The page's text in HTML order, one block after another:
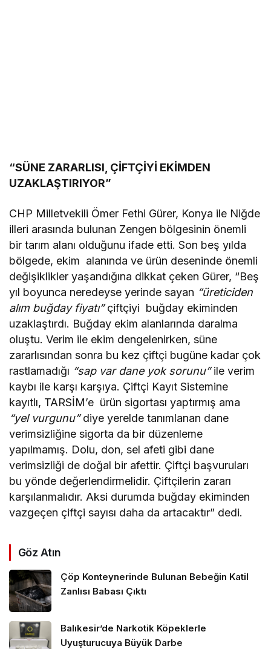
“SÜNE ZARARLISI, ÇİFTÇİYİ EKİMDEN
UZAKLAŞTIRIYOR”
CHP Milletvekili Ömer Fethi Gürer, Konya ile Niğde
illeri arasında bulunan Zengen bölgesinin önemli
bir tarım alanı olduğunu ifade etti. Son beş yılda
bölgede, ekim alanında ve ürün deseninde önemli
değişiklikler yaşandığına dikkat çeken Gürer, “Beş
yıl boyunca neredeyse yerinde sayan “üreticiden
alım buğday fiyatı”çiftçiyi buğday ekiminden
uzaklaştırdı. Buğday ekim alanlarında daralma
oluştu. Verim ile ekim dengelenirken, süne
zararlısından sonra bu kez çiftçi bugüne kadar çok
rastlamadığı “sap var dane yok sorunu”ile verim
kaybı ile karşı karşıya. Çiftçi Kayıt Sistemine
kayıtlı, TARSİM’e ürün sigortası yaptırmış ama
“yel vurgunu”diye yerelde tanımlanan dane
verimsizliğine sigorta da bir düzenleme
yapılmamış. Dolu, don, sel afeti gibi dane
verimsizliği de doğal bir afettir. Çiftçi başvuruları
bu yönde değerlendirmelidir. Çiftçilerin zararı
karşılanmalıdır. Aksi durumda buğday ekiminden
vazgeçen çiftçi sayısı daha da artacaktır” dedi.
Göz Atın
Çöp Konteynerinde Bulunan Bebeğin Katil
Zanlısı Babası Çıktı
Balıkesir’de Narkotik Köpeklerle
Uyuşturucuya Büyük Darbe